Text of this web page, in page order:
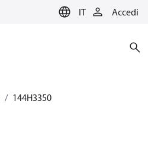
IT Accedi
144H3350